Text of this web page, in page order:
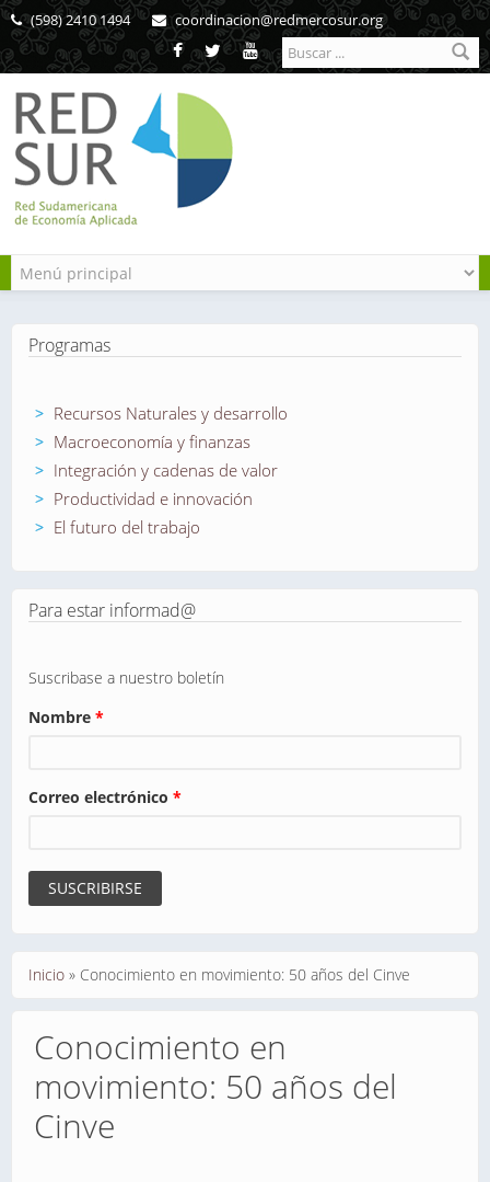
Pasar al contenido principal
(598) 2410 1494 coordinacion@redmercosur.org
Formulario de
búsqueda
Programas
Recursos Naturales y desarrollo
Macroeconomía y finanzas
Integración y cadenas de valor
Productividad e innovación
El futuro del trabajo
Para estar informad@
Suscribase a nuestro boletín
Nombre *
Correo electrónico *
Se encuentra usted aquí
Inicio » Conocimiento en movimiento: 50 años del Cinve
Conocimiento en
movimiento: 50 años del
Cinve